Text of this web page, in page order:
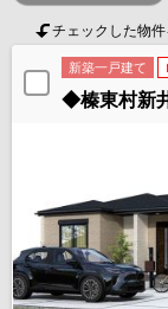
チェックした物
新築一戸建て
◆榛東村